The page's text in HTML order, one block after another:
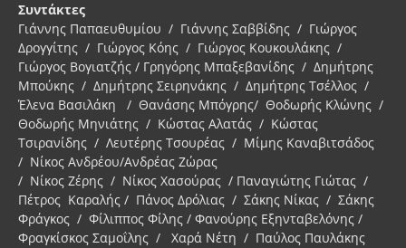
Συντάκτες
Γιάννης Παπαευθυμίου / Γιάννης Σαββίδης / Γιώργος
Δρογγίτης / Γιώργος Κόης / Γιώργος Κουκουλάκης /
Γιώργος Βογιατζής / Γρηγόρης Μπαξεβανίδης / Δημήτρης
Μπούκης / Δημήτρης Σειρηνάκης / Δημήτρης Τσέλλος /
Έλενα Βασιλάκη / Θανάσης Μπόγρης/ Θοδωρής Κλώνης /
Θοδωρής Μηνιάτης / Κώστας Αλατάς / Κώστας
Τσιρανίδης / Λευτέρης Τσουρέας / Μίμης Καναβιτσάδος
/ Νίκος Ανδρέου/Ανδρέας Ζώρας
/ Νίκος Ζέρης / Νίκος Χασούρας / Παναγιώτης Γιώτας /
Πέτρος Καραλής / Πάνος Δρόλιας / Σάκης Νίκας / Σάκης
Φράγκος / Φίλιππος Φίλης / Φανούρης Εξηνταβελόνης /
Φραγκίσκος Σαμοΐλης / Χαρά Νέτη / Παύλος Παυλάκης